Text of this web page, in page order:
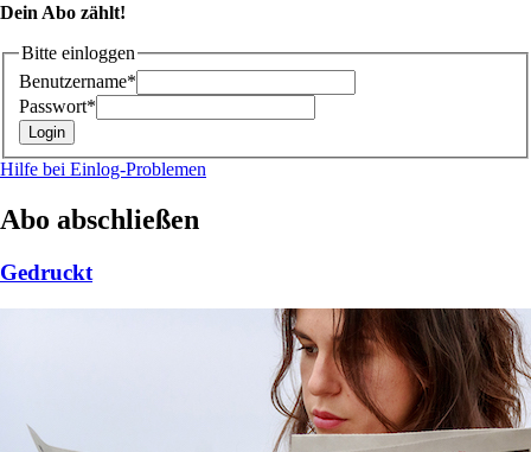
Dein Abo zählt!
Bitte einloggen
Benutzername*
Passwort*
Hilfe bei Einlog-Problemen
Abo abschließen
Gedruckt